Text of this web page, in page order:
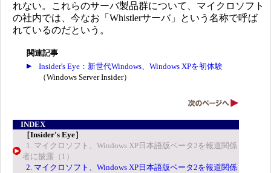
れない。これらのサーバ製品群について、マイクロソフト
の社内では、今なお「Whistlerサーバ」という名称で呼ば
れているのだという。
関連記事
Insider's Eye：新世代Windows、Windows XPを初体験
（Windows Server Insider）
INDEX
［Insider's Eye］
1. マイクロソフト、Windows XP日本語版ベータ2を報道関係
者に披露（1）
2. マイクロソフト、Windows XP日本語版ベータ2を報道関係